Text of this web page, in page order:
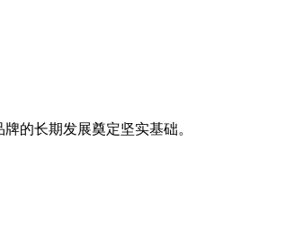
的长期发展奠定坚实基础。